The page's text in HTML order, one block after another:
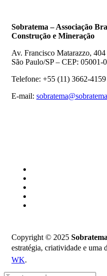
Sobratema – Associação
Construção e Mineração
Av. Francisco Matarazzo,
São Paulo/SP – CEP: 05001-
Telefone: +55 (11) 3662-4159
E-mail:
Copyright © 2025
estratégia, criatividade e uma
WK.